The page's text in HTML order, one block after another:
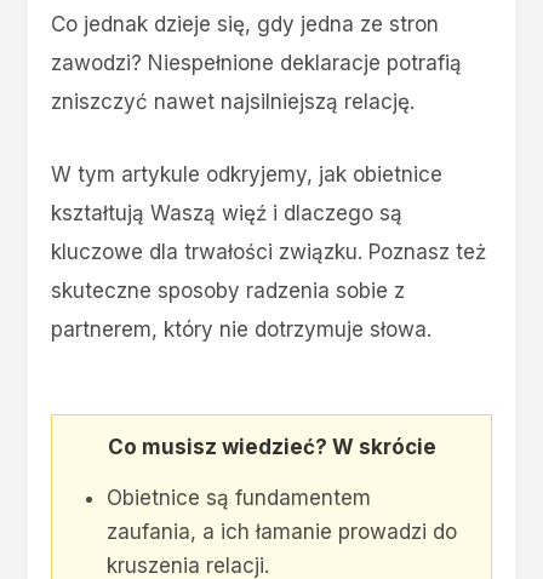
Co jednak dzieje się, gdy jedna ze stron
zawodzi? Niespełnione deklaracje potrafią
zniszczyć nawet najsilniejszą relację.
W tym artykule odkryjemy, jak obietnice
kształtują Waszą więź i dlaczego są
kluczowe dla trwałości związku. Poznasz też
skuteczne sposoby radzenia sobie z
partnerem, który nie dotrzymuje słowa.
Co musisz wiedzieć? W skrócie
Obietnice są fundamentem
zaufania, a ich łamanie prowadzi do
kruszenia relacji.